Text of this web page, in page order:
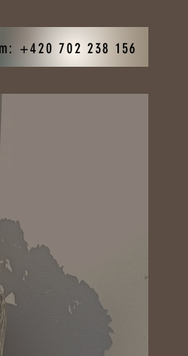
+420 702 238 156